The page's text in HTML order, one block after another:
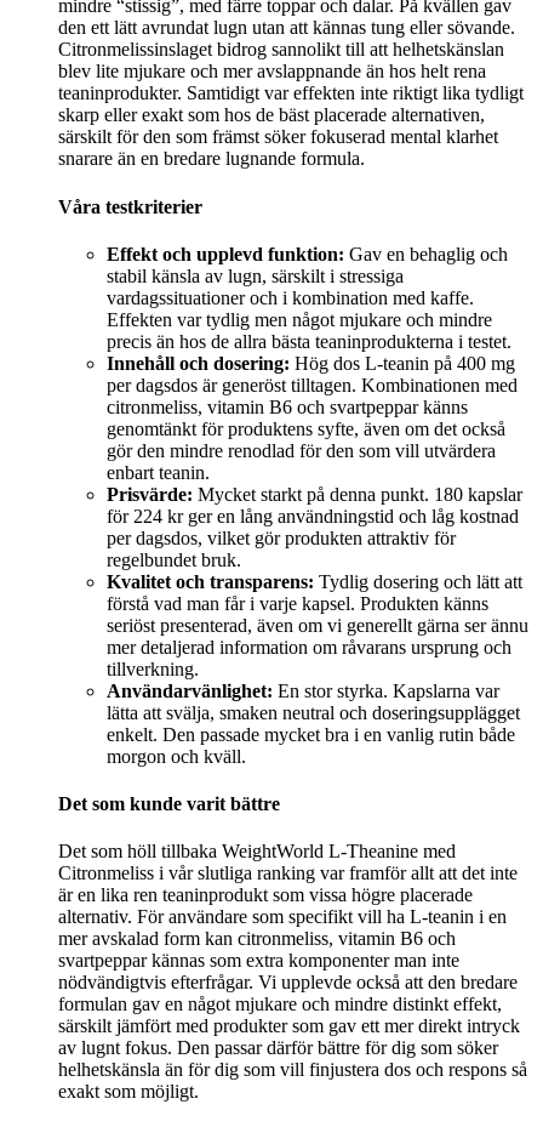
mindre “stissig”, med färre toppar och dalar. På kvällen gav
den ett lätt avrundat lugn utan att kännas tung eller sövande.
Citronmelissinslaget bidrog sannolikt till att helhetskänslan
blev lite mjukare och mer avslappnande än hos helt rena
teaninprodukter. Samtidigt var effekten inte riktigt lika tydligt
skarp eller exakt som hos de bäst placerade alternativen,
särskilt för den som främst söker fokuserad mental klarhet
snarare än en bredare lugnande formula.
Våra testkriterier
Effekt och upplevd funktion: Gav en behaglig och
stabil känsla av lugn, särskilt i stressiga
vardagssituationer och i kombination med kaffe.
Effekten var tydlig men något mjukare och mindre
precis än hos de allra bästa teaninprodukterna i testet.
Innehåll och dosering: Hög dos L-teanin på 400 mg
per dagsdos är generöst tilltagen. Kombinationen med
citronmeliss, vitamin B6 och svartpeppar känns
genomtänkt för produktens syfte, även om det också
gör den mindre renodlad för den som vill utvärdera
enbart teanin.
Prisvärde: Mycket starkt på denna punkt. 180 kapslar
för 224 kr ger en lång användningstid och låg kostnad
per dagsdos, vilket gör produkten attraktiv för
regelbundet bruk.
Kvalitet och transparens: Tydlig dosering och lätt att
förstå vad man får i varje kapsel. Produkten känns
seriöst presenterad, även om vi generellt gärna ser ännu
mer detaljerad information om råvarans ursprung och
tillverkning.
Användarvänlighet: En stor styrka. Kapslarna var
lätta att svälja, smaken neutral och doseringsupplägget
enkelt. Den passade mycket bra i en vanlig rutin både
morgon och kväll.
Det som kunde varit bättre
Det som höll tillbaka WeightWorld L-Theanine med
Citronmeliss i vår slutliga ranking var framför allt att det inte
är en lika ren teaninprodukt som vissa högre placerade
alternativ. För användare som specifikt vill ha L-teanin i en
mer avskalad form kan citronmeliss, vitamin B6 och
svartpeppar kännas som extra komponenter man inte
nödvändigtvis efterfrågar. Vi upplevde också att den bredare
formulan gav en något mjukare och mindre distinkt effekt,
särskilt jämfört med produkter som gav ett mer direkt intryck
av lugnt fokus. Den passar därför bättre för dig som söker
helhetskänsla än för dig som vill finjustera dos och respons så
exakt som möjligt.